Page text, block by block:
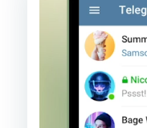
oynatıcı